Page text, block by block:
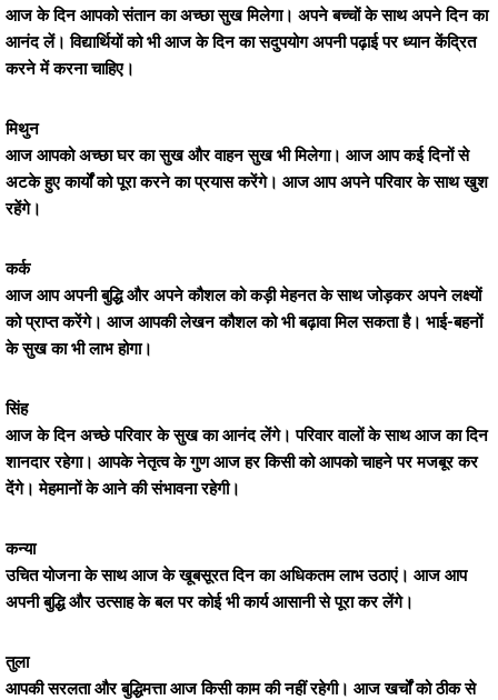
आज के दिन आपको संतान का अच्छा सुख मिलेगा। अपने बच्चों के साथ अपने दिन का
आनंद लें। विद्यार्थियों को भी आज के दिन का सदुपयोग अपनी पढ़ाई पर ध्यान केंद्रित
करने में करना चाहिए।
मिथुन
आज आपको अच्छा घर का सुख और वाहन सुख भी मिलेगा। आज आप कई दिनों से
अटके हुए कार्यों को पूरा करने का प्रयास करेंगे। आज आप अपने परिवार के साथ खुश
रहेंगे।
कर्क
आज आप अपनी बुद्धि और अपने कौशल को कड़ी मेहनत के साथ जोड़कर अपने लक्ष्यों
को प्राप्त करेंगे। आज आपकी लेखन कौशल को भी बढ़ावा मिल सकता है। भाई-बहनों
के सुख का भी लाभ होगा।
सिंह
आज के दिन अच्छे परिवार के सुख का आनंद लेंगे। परिवार वालों के साथ आज का दिन
शानदार रहेगा। आपके नेतृत्व के गुण आज हर किसी को आपको चाहने पर मजबूर कर
देंगे। मेहमानों के आने की संभावना रहेगी।
कन्या
उचित योजना के साथ आज के खूबसूरत दिन का अधिकतम लाभ उठाएं। आज आप
अपनी बुद्धि और उत्साह के बल पर कोई भी कार्य आसानी से पूरा कर लेंगे।
तुला
आपकी सरलता और बुद्धिमत्ता आज किसी काम की नहीं रहेगी। आज खर्चों को ठीक से